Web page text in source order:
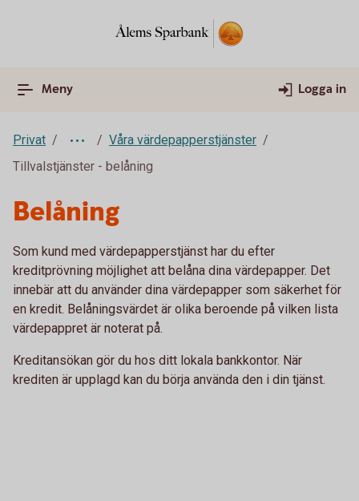
Meny Logga in
Privat
Våra värdepapperstjänster
Tillvalstjänster - belåning
Belåning
Som kund med värdepapperstjänst har du efter
kreditprövning möjlighet att belåna dina värdepapper. Det
innebär att du använder dina värdepapper som säkerhet för
en kredit. Belåningsvärdet är olika beroende på vilken lista
värdepappret är noterat på.
Kreditansökan gör du hos ditt lokala bankkontor. När
krediten är upplagd kan du börja använda den i din tjänst.